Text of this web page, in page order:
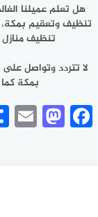
هل تعلم عميلنا
تنظيف وتعقيم
تنظيف
لا تتردد وتواصل
بمكة